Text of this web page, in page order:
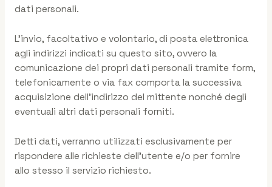
dati personali.
L’invio, facoltativo e volontario, di posta elettronica
agli indirizzi indicati su questo sito, ovvero la
comunicazione dei propri dati personali tramite form,
telefonicamente o via fax comporta la successiva
acquisizione dell’indirizzo del mittente nonché degli
eventuali altri dati personali forniti.
Detti dati, verranno utilizzati esclusivamente per
rispondere alle richieste dell’utente e/o per fornire
allo stesso il servizio richiesto.